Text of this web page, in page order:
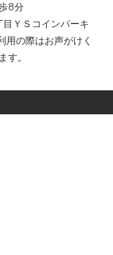
8分
ＹＳコインパーキ
用の際はお声がけく
す。